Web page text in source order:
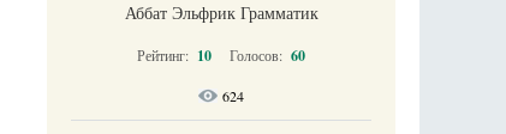
Аббат Эльфрик Грамматик
Рейтинг: 10 Голосов: 60
624